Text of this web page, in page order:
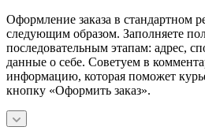
Оформление заказа в стандартном
следующим образом. Заполняете
последовательным этапам: адрес,
данные о себе. Советуем в
информацию, которая поможет
кнопку «Оформить заказ».